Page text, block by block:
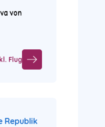
von
Flug
Republik